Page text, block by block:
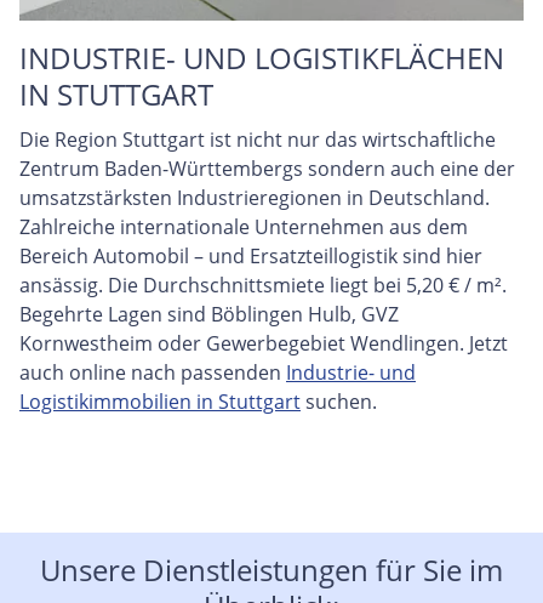
INDUSTRIE- UND LOGISTIKFLÄCHEN
IN STUTTGART
Die Region Stuttgart ist nicht nur das wirtschaftliche
Zentrum Baden-Württembergs sondern auch eine der
umsatzstärksten Industrieregionen in Deutschland.
Zahlreiche internationale Unternehmen aus dem
Bereich Automobil – und Ersatzteillogistik sind hier
ansässig. Die Durchschnittsmiete liegt bei 5,20 € / m².
Begehrte Lagen sind Böblingen Hulb, GVZ
Kornwestheim oder Gewerbegebiet Wendlingen. Jetzt
auch online nach passenden Industrie- und
Logistikimmobilien in Stuttgartsuchen.
Unsere Dienstleistungen für Sie im